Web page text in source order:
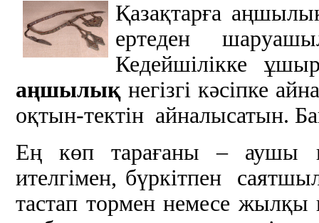
Қазақтарға
ертеден
Кедейшілікке
аңшылықнегізгі кәсіпке
оқтын-тектін айналысатын.
Ең көп тарағаны – аушы
ителгімен, бүркітпен
тастап тормен немесе жылқы